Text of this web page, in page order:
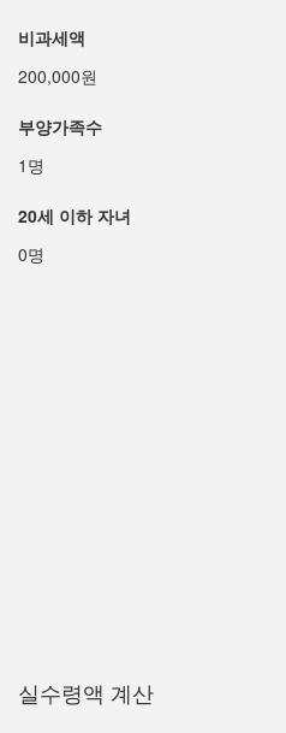
비과세액
200,000원
부양가족수
1명
20세 이하 자녀
0명
실수령액 계산